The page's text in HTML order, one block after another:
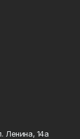
Ленина, 14а